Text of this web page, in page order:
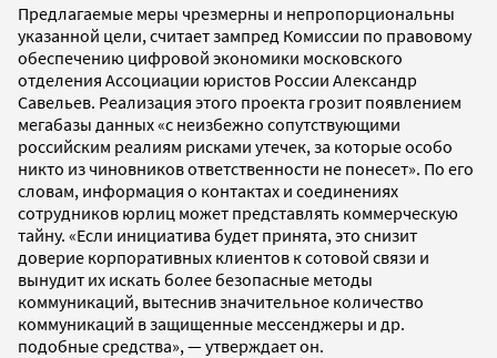
Предлагаемые меры чрезмерны и непропорциональны
указанной цели, считает зампред Комиссии по правовому
обеспечению цифровой экономики московского
отделения Ассоциации юристов России Александр
Савельев. Реализация этого проекта грозит появлением
мегабазы данных «с неизбежно сопутствующими
российским реалиям рисками утечек, за которые особо
никто из чиновников ответственности не понесет». По его
словам, информация о контактах и соединениях
сотрудников юрлиц может представлять коммерческую
тайну. «Если инициатива будет принята, это снизит
доверие корпоративных клиентов к сотовой связи и
вынудит их искать более безопасные методы
коммуникаций, вытеснив значительное количество
коммуникаций в защищенные мессенджеры и др.
подобные средства», — утверждает он.